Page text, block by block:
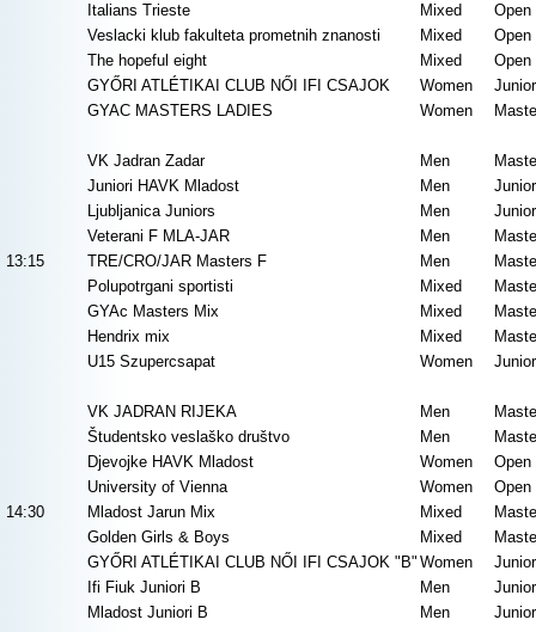
Italians Trieste
Mixed
Open
Veslacki klub fakulteta prometnih znanosti
Mixed
Open
The hopeful eight
Mixed
Open
GYŐRI ATLÉTIKAI CLUB NŐI IFI CSAJOK
Women
GYAC MASTERS LADIES
Women
13:15
VK Jadran Zadar Men
Juniori HAVK Mladost
Men
Ljubljanica Juniors
Men
Veterani F MLA-JAR
Men
TRE/CRO/JAR Masters F
Men
Polupotrgani sportisti
Mixed
GYAc Masters Mix
Mixed
Hendrix mix
Mixed
U15 Szupercsapat
Women
14:30
VK JADRAN RIJEKA Men
Študentsko veslaško društvo
Men
Djevojke HAVK Mladost
Women
Open
University of Vienna
Women
Open
Mladost Jarun Mix
Mixed
Golden Girls & Boys
Mixed
GYŐRI ATLÉTIKAI CLUB NŐI IFI CSAJOK "B" Women
Ifi Fiuk Juniori B
Men
Mladost Juniori B
Men